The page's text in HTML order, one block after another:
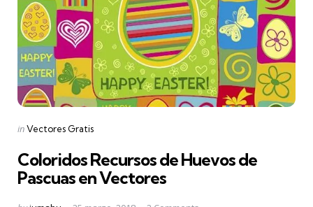
Categories
Posted
inVectores Gratis
Coloridos Recursos de Huevos de
Pascuas en Vectores